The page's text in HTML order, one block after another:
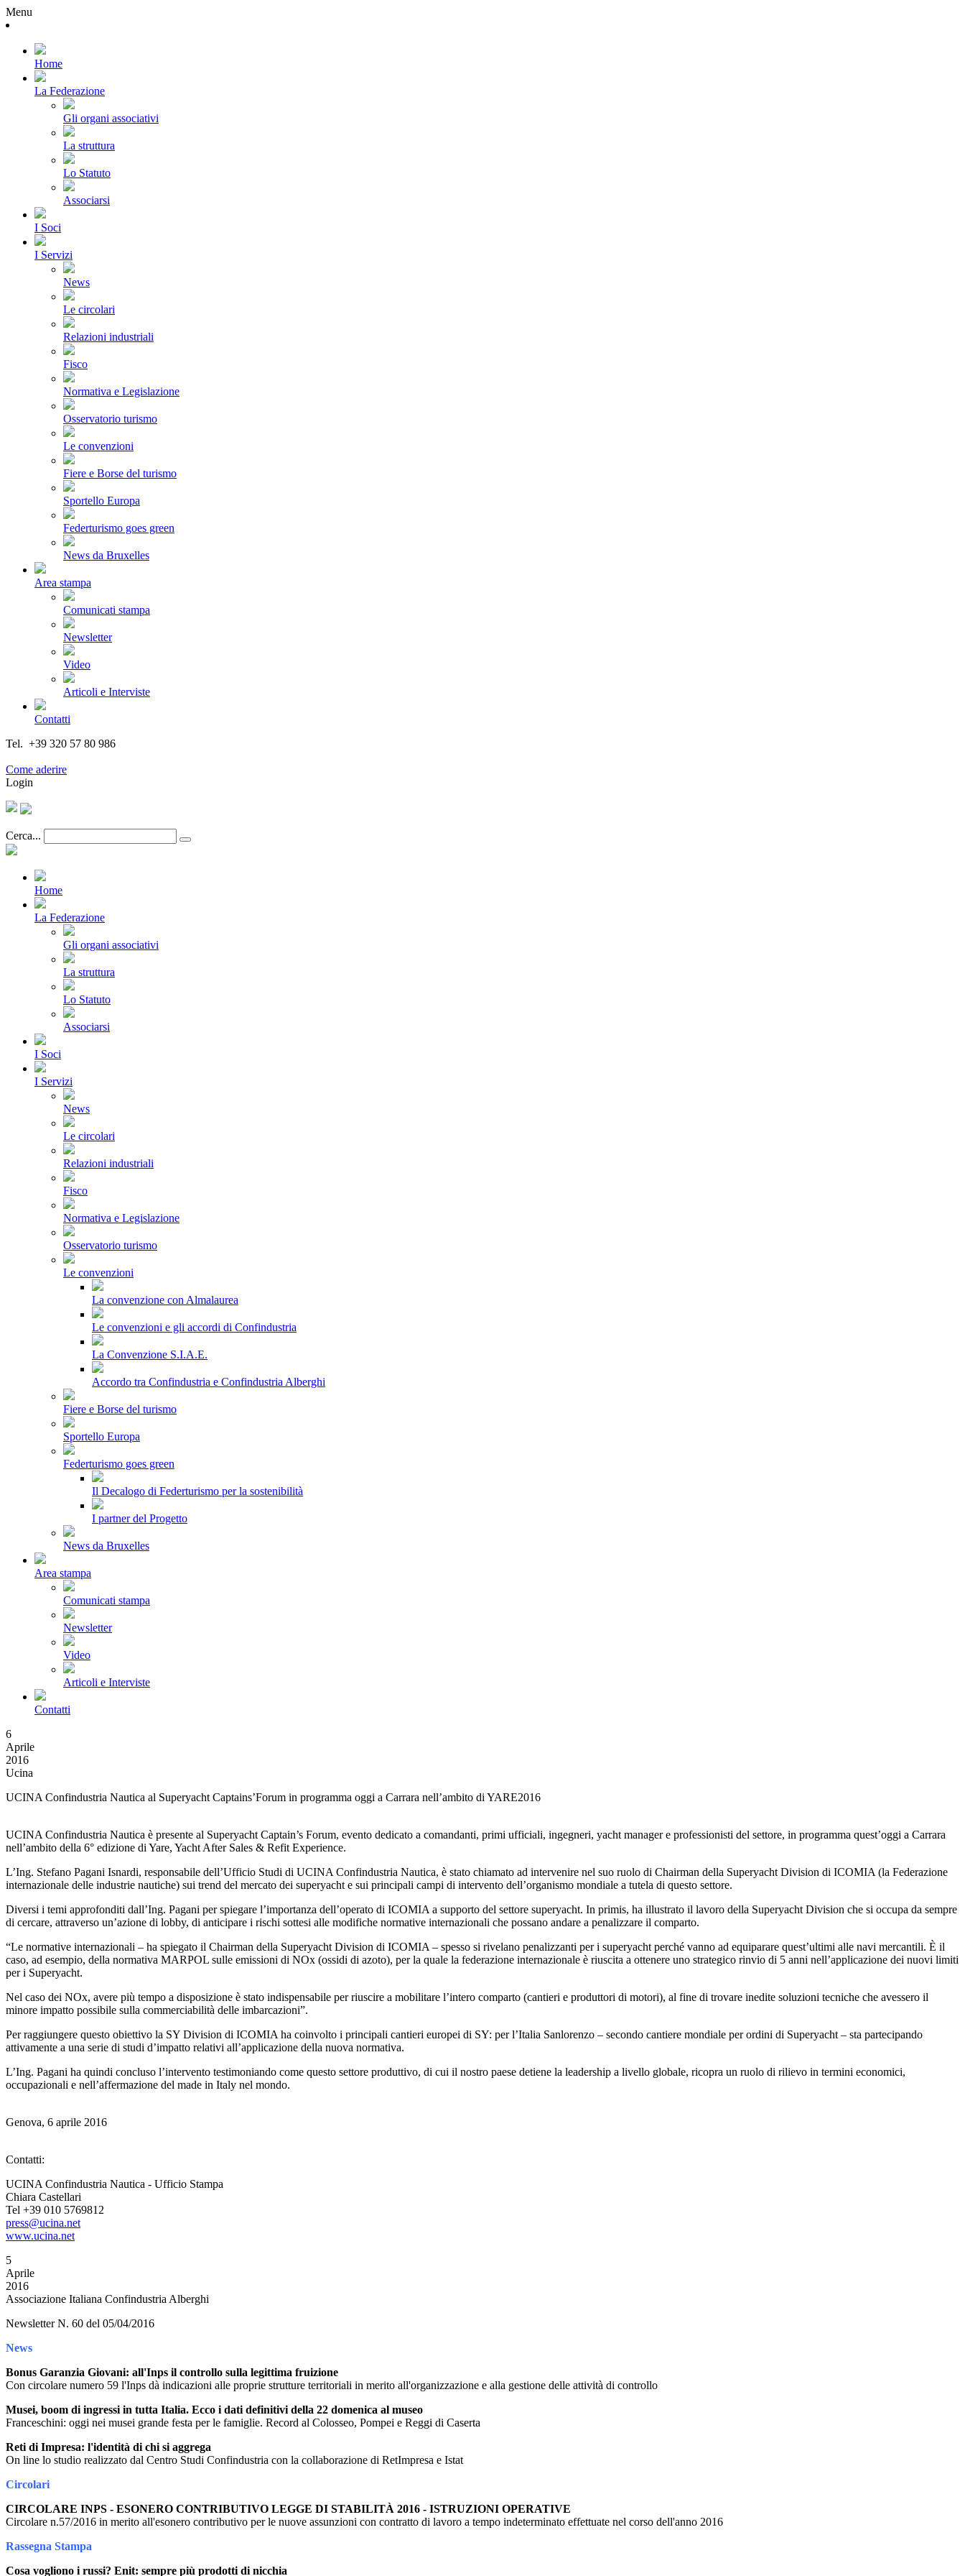
Menu
Home
La Federazione
Gli organi associativi
La struttura
Lo Statuto
Associarsi
I Soci
I Servizi
News
Le circolari
Relazioni industriali
Fisco
Normativa e Legislazione
Osservatorio turismo
Le convenzioni
Fiere e Borse del turismo
Sportello Europa
Federturismo goes green
News da Bruxelles
Area stampa
Comunicati stampa
Newsletter
Video
Articoli e Interviste
Contatti
Tel. +39 320 57 80 986
Come aderire
Login
Cerca...
Home
La Federazione
Gli organi associativi
La struttura
Lo Statuto
Associarsi
I Soci
I Servizi
News
Le circolari
Relazioni industriali
Fisco
Normativa e Legislazione
Osservatorio turismo
Le convenzioni
La convenzione con Almalaurea
Le convenzioni e gli accordi di Confindustria
La Convenzione S.I.A.E.
Accordo tra Confindustria e Confindustria Alberghi
Fiere e Borse del turismo
Sportello Europa
Federturismo goes green
Il Decalogo di Federturismo per la sostenibilità
I partner del Progetto
News da Bruxelles
Area stampa
Comunicati stampa
Newsletter
Video
Articoli e Interviste
Contatti
6
Aprile
2016
Ucina
UCINA Confindustria Nautica al Superyacht Captains’Forum in programma oggi a Carrara nell’ambito di YARE2016
UCINA Confindustria Nautica è presente al Superyacht Captain’s Forum, evento dedicato a comandanti, primi ufficiali, ingegneri, yacht manager e professionisti del settore, in programma quest’oggi a Carrara
nell’ambito della 6° edizione di Yare, Yacht After Sales & Refit Experience.
L’Ing. Stefano Pagani Isnardi, responsabile dell’Ufficio Studi di UCINA Confindustria Nautica, è stato chiamato ad intervenire nel suo ruolo di Chairman della Superyacht Division di ICOMIA (la Federazione
internazionale delle industrie nautiche) sui trend del mercato dei superyacht e sui principali campi di intervento dell’organismo mondiale a tutela di questo settore.
Diversi i temi approfonditi dall’Ing. Pagani per spiegare l’importanza dell’operato di ICOMIA a supporto del settore superyacht. In primis, ha illustrato il lavoro della Superyacht Division che si occupa da sempre
di cercare, attraverso un’azione di lobby, di anticipare i rischi sottesi alle modifiche normative internazionali che possano andare a penalizzare il comparto.
“Le normative internazionali – ha spiegato il Chairman della Superyacht Division di ICOMIA – spesso si rivelano penalizzanti per i superyacht perché vanno ad equiparare quest’ultimi alle navi mercantili. È il
caso, ad esempio, della normativa MARPOL sulle emissioni di NOx (ossidi di azoto), per la quale la federazione internazionale è riuscita a ottenere uno strategico rinvio di 5 anni nell’applicazione dei nuovi limiti
per i Superyacht.
Nel caso dei NOx, avere più tempo a disposizione è stato indispensabile per riuscire a mobilitare l’intero comparto (cantieri e produttori di motori), al fine di trovare inedite soluzioni tecniche che avessero il
minore impatto possibile sulla commerciabilità delle imbarcazioni”.
Per raggiungere questo obiettivo la SY Division di ICOMIA ha coinvolto i principali cantieri europei di SY: per l’Italia Sanlorenzo – secondo cantiere mondiale per ordini di Superyacht – sta partecipando
attivamente a una serie di studi d’impatto relativi all’applicazione della nuova normativa.
L’Ing. Pagani ha quindi concluso l’intervento testimoniando come questo settore produttivo, di cui il nostro paese detiene la leadership a livello globale, ricopra un ruolo di rilievo in termini economici,
occupazionali e nell’affermazione del made in Italy nel mondo.
Genova, 6 aprile 2016
Contatti:
UCINA Confindustria Nautica - Ufficio Stampa
Chiara Castellari
Tel +39 010 5769812
press@ucina.net
www.ucina.net
5
Aprile
2016
Associazione Italiana Confindustria Alberghi
Newsletter N. 60 del 05/04/2016
News
Bonus Garanzia Giovani: all'Inps il controllo sulla legittima fruizione
Con circolare numero 59 l'Inps dà indicazioni alle proprie strutture territoriali in merito all'organizzazione e alla gestione delle attività di controllo
Musei, boom di ingressi in tutta Italia. Ecco i dati definitivi della 22 domenica al museo
Franceschini: oggi nei musei grande festa per le famiglie. Record al Colosseo, Pompei e Reggi di Caserta
Reti di Impresa: l'identità di chi si aggrega
On line lo studio realizzato dal Centro Studi Confindustria con la collaborazione di RetImpresa e Istat
Circolari
CIRCOLARE INPS - ESONERO CONTRIBUTIVO LEGGE DI STABILITÀ 2016 - ISTRUZIONI OPERATIVE
Circolare n.57/2016 in merito all'esonero contributivo per le nuove assunzioni con contratto di lavoro a tempo indeterminato effettuate nel corso dell'anno 2016
Rassegna Stampa
Cosa vogliono i russi? Enit: sempre più prodotti di nicchia